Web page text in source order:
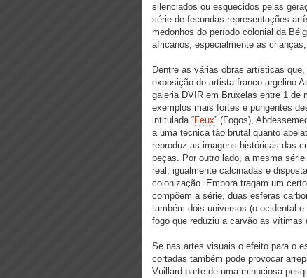
silenciados ou esquecidos pelas
série de fecundas representações
medonhos do período colonial da
africanos, especialmente as
Dentre as várias obras artísticas
exposição do artista franco-argelino
galeria DVIR em Bruxelas entre 1 de
exemplos mais fortes e pungentes
intitulada “Feux” (Fogos),
a uma técnica tão brutal quanto
reproduz as imagens históricas das
peças. Por outro lado, a mesma
real, igualmente calcinadas e
colonização. Embora tragam um
compõem a série, duas esferas
também dois universos (o ocidental
fogo que reduziu a carvão as vítimas
Se nas artes visuais o efeito para o
cortadas também pode provocar
Vuillard parte de uma minuciosa